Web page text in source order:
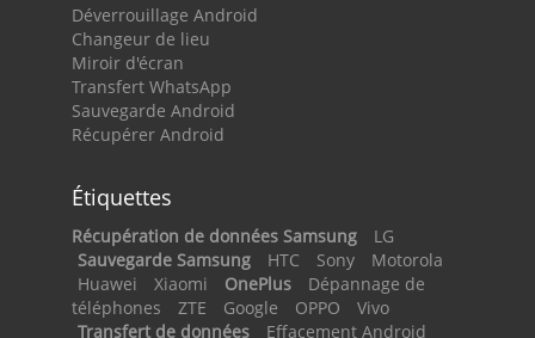
Déverrouillage Android
Changeur de lieu
Miroir d'écran
Transfert WhatsApp
Sauvegarde Android
Récupérer Android
Étiquettes
Récupération de données Samsung
LG
Sauvegarde Samsung
HTC Sony
Motorola
Huawei
Xiaomi OnePlus
Dépannage de
téléphones
ZTE Google OPPO
Vivo
Transfert de données
Effacement Android